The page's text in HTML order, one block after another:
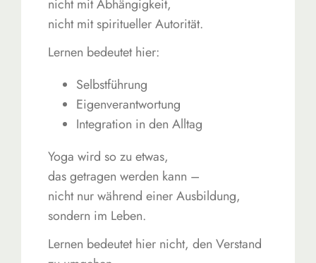
nicht mit Abhängigkeit,
nicht mit spiritueller Autorität.
Lernen bedeutet hier:
Selbstführung
Eigenverantwortung
Integration in den Alltag
Yoga wird so zu etwas,
das getragen werden kann –
nicht nur während einer Ausbildung,
sondern im Leben.
Lernen bedeutet hier nicht, den Verstand